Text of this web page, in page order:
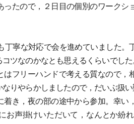
たので，２日目の個別のワークシ
寧な対応で会を進めていました。
ツなのかなとも思えるくらいでした
フリーハンドで考える質なので，
りやらかしましたので，だいぶ扱い
き，夜の部の途中から参加。幸い
お声掛けいただいて，なんとか紛